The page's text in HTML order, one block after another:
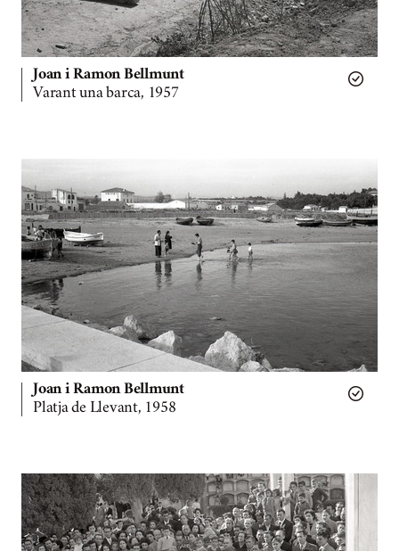
Joan i Ramon Bellmunt
Varant una barca, 1957
Joan i Ramon Bellmunt
Platja de Llevant, 1958